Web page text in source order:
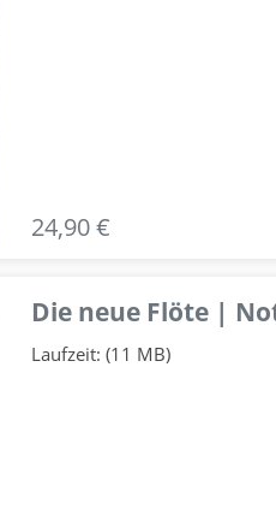
24,90 €
Die neue Flöte |
Laufzeit: (11 MB)